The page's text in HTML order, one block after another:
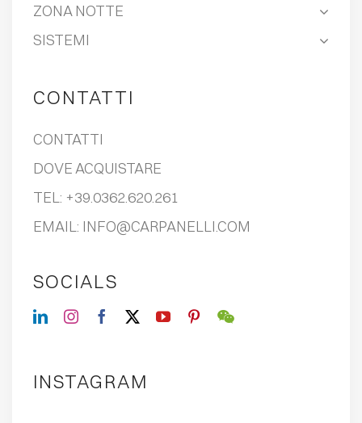
ZONA NOTTE
SISTEMI
CONTATTI
CONTATTI
DOVE ACQUISTARE
TEL: +39.0362.620.261
EMAIL: INFO@CARPANELLI.COM
SOCIALS
INSTAGRAM